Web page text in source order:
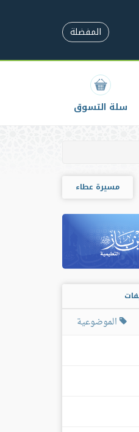
المفضلة
سلة التسوق
مسيرة عطاء
الموضوعية